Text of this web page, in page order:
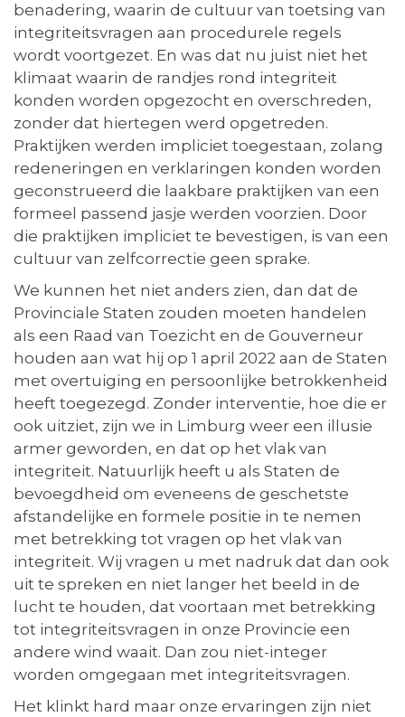
benadering, waarin de cultuur van toetsing van
integriteitsvragen aan procedurele regels
wordt voortgezet. En was dat nu juist niet het
klimaat waarin de randjes rond integriteit
konden worden opgezocht en overschreden,
zonder dat hiertegen werd opgetreden.
Praktijken werden impliciet toegestaan, zolang
redeneringen en verklaringen konden worden
geconstrueerd die laakbare praktijken van een
formeel passend jasje werden voorzien. Door
die praktijken impliciet te bevestigen, is van een
cultuur van zelfcorrectie geen sprake.
We kunnen het niet anders zien, dan dat de
Provinciale Staten zouden moeten handelen
als een Raad van Toezicht en de Gouverneur
houden aan wat hij op 1 april 2022 aan de Staten
met overtuiging en persoonlijke betrokkenheid
heeft toegezegd. Zonder interventie, hoe die er
ook uitziet, zijn we in Limburg weer een illusie
armer geworden, en dat op het vlak van
integriteit. Natuurlijk heeft u als Staten de
bevoegdheid om eveneens de geschetste
afstandelijke en formele positie in te nemen
met betrekking tot vragen op het vlak van
integriteit. Wij vragen u met nadruk dat dan ook
uit te spreken en niet langer het beeld in de
lucht te houden, dat voortaan met betrekking
tot integriteitsvragen in onze Provincie een
andere wind waait. Dan zou niet-integer
worden omgegaan met integriteitsvragen.
Het klinkt hard maar onze ervaringen zijn niet